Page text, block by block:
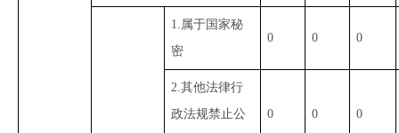
1.属于国家秘
密
0 0 0
2.其他法律行
政法规禁止公
0 0 0